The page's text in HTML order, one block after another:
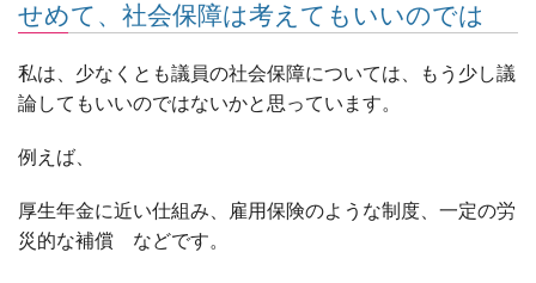
せめて、社会保障は考えてもいいのでは
私は、少なくとも議員の社会保障については、もう少し議
論してもいいのではないかと思っています。
例えば、
厚生年金に近い仕組み、雇用保険のような制度、一定の労
災的な補償 などです。